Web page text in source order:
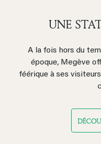
UNE
A la fois hors du
époque, Megève
féérique à ses